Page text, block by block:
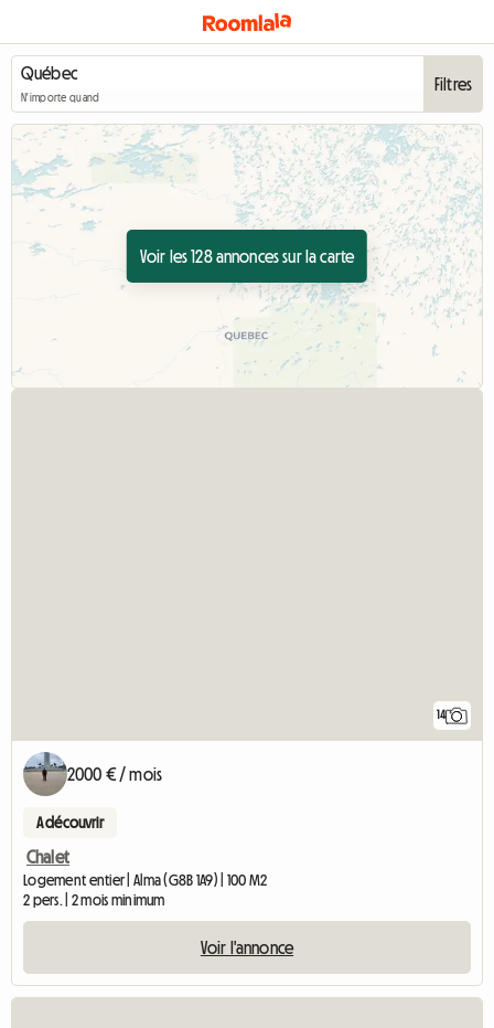
N'importe quand
Filtres
Voir les 128 annonces sur la carte
14
2000 € / mois
A découvrir
Chalet
Logement entier | Alma (G8B 1A9) | 100 M2
2 pers. | 2 mois minimum
Voir l'annonce